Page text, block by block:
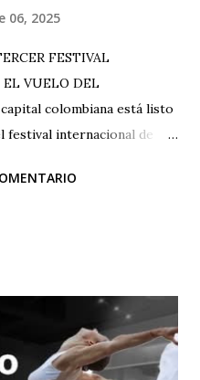
06, 2025
FESTIVAL
VUELO DEL
colombiana está listo
festival internacional de
Cultural Del Centro
se han
Voz Teatro , Candela
Alcaraván- este último,
Estudio Alcaraván, las